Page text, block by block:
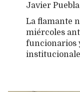
Javier Puebla
La flamante
miércoles
funcionarios